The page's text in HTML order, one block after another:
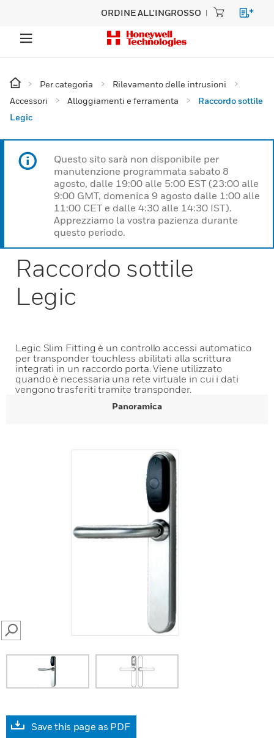
ORDINE ALL'INGROSSO
Per categoria
Rilevamento delle intrusioni
Accessori
Alloggiamenti e ferramenta
Raccordo sottile
Legic
Questo sito sarà non disponibile per
manutenzione programmata sabato 8
agosto, dalle 19:00 alle 5:00 EST (23:00 alle
9:00 GMT, domenica 9 agosto dalle 1:00 alle
11:00 CET e dalle 4:30 alle 14:30 IST).
Apprezziamo la vostra pazienza durante
questo periodo.
Raccordo sottile
Legic
Legic Slim Fitting è un controllo accessi automatico
per transponder touchless abilitati alla scrittura
integrati in un raccordo porta. Viene utilizzato
quando è necessaria una rete virtuale in cui i dati
vengono trasferiti tramite transponder.
Panoramica
SEARCH
Save this page as PDF